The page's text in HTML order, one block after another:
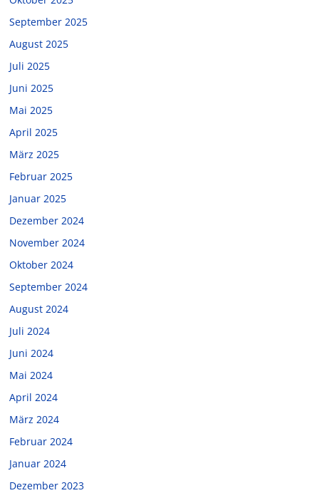
September 2025
August 2025
Juli 2025
Juni 2025
Mai 2025
April 2025
März 2025
Februar 2025
Januar 2025
Dezember 2024
November 2024
Oktober 2024
September 2024
August 2024
Juli 2024
Juni 2024
Mai 2024
April 2024
März 2024
Februar 2024
Januar 2024
Dezember 2023